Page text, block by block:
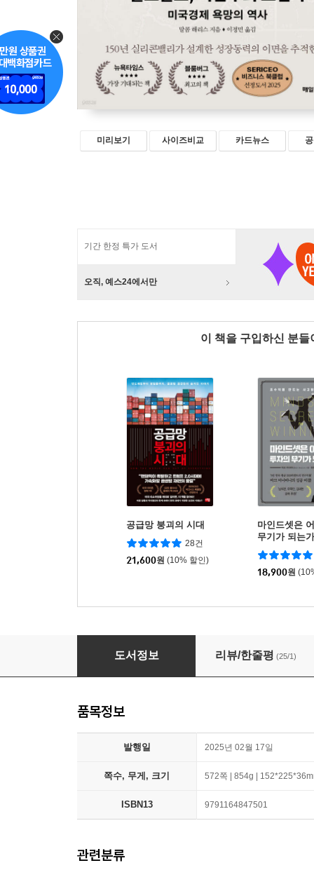
미리보기 사이즈비교 카드뉴스
기간 한정 특가 도서
오직, 예스24에서만
이 책을 구입하신 분
공급망 붕괴의 시대
28건
21,600원 (10% 할인)
마인드셋은
무기가 되는가
18,900원
팔로알토, 자본주의 그림자
도서정보 리뷰/한줄평 (25/1)
품목정보
발행일 2025년 02월 17일
쪽수, 무게, 크기 572쪽 | 854g |
ISBN13 9791164847501
관련분류